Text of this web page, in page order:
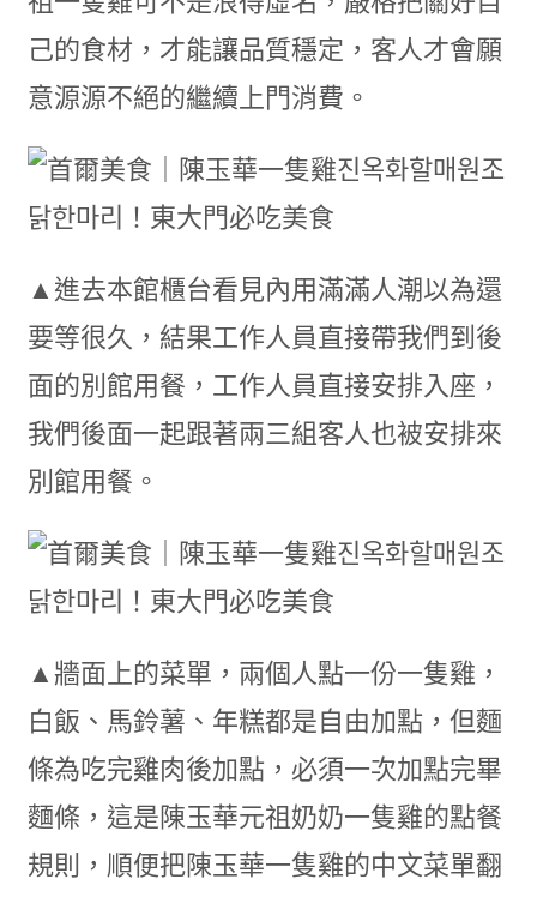
己的食材，才能讓品質穩定，客人才會願
意源源不絕的繼續上門消費。
▲進去本館櫃台看見內用滿滿人潮以為還
要等很久，結果工作人員直接帶我們到後
面的別館用餐，工作人員直接安排入座，
我們後面一起跟著兩三組客人也被安排來
別館用餐。
▲牆面上的菜單，兩個人點一份一隻雞，
白飯、馬鈴薯、年糕都是自由加點，但麵
條為吃完雞肉後加點，必須一次加點完畢
麵條，這是陳玉華元祖奶奶一隻雞的點餐
規則，順便把陳玉華一隻雞的中文菜單翻